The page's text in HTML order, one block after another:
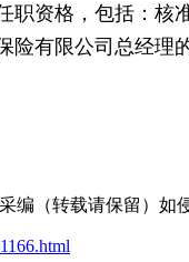
资格，包括：
险有限公司总经
编（转载请保留）如